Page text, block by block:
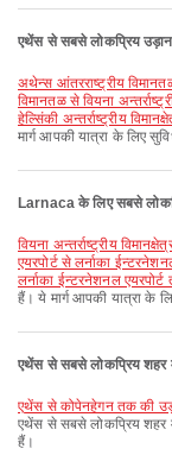
एथेंस से सबसे लोकप्रिय उड़ान
अथेन्स आंतरराष्ट्रीय
विमानतळ से वियना
हेल्सिंकी अन्तर्राष्ट्रीय
मार्ग आपकी यात्रा के लिए
Larnaca के लिए सबसे
वियना अन्तर्राष्ट्रीय
एयरपोर्ट से लर्नाका
लर्नाका ईन्टरनेशनल
हैं। ये मार्ग आपकी यात्रा के
एथेंस से सबसे लोकप्रिय शहर
एथेंस से कोपेनहेगन तक की
एथेंस से सबसे लोकप्रिय शहर
हैं।